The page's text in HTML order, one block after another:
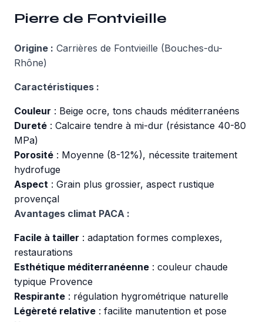
Pierre de Fontvieille
Origine : Carrières de Fontvieille (Bouches-du-
Rhône)
Caractéristiques :
Couleur : Beige ocre, tons chauds méditerranéens
Dureté : Calcaire tendre à mi-dur (résistance 40-80
MPa)
Porosité : Moyenne (8-12%), nécessite traitement
hydrofuge
Aspect : Grain plus grossier, aspect rustique
provençal
Avantages climat PACA :
Facile à tailler : adaptation formes complexes,
restaurations
Esthétique méditerranéenne : couleur chaude
typique Provence
Respirante : régulation hygrométrique naturelle
Légèreté relative : facilite manutention et pose